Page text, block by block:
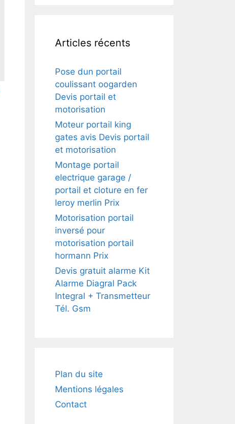
Articles récents
Pose dun portail
coulissant oogarden
Devis portail et
motorisation
Moteur portail king
gates avis Devis portail
et motorisation
Montage portail
electrique garage /
portail et cloture en fer
leroy merlin Prix
Motorisation portail
inversé pour
motorisation portail
hormann Prix
Devis gratuit alarme Kit
Alarme Diagral Pack
Integral + Transmetteur
Tél. Gsm
Plan du site
Mentions légales
Contact